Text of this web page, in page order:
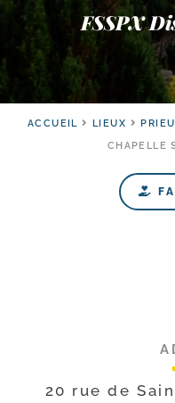
FSSPX
ACCUEIL LIEUX
CHAPELLE
20 rue de